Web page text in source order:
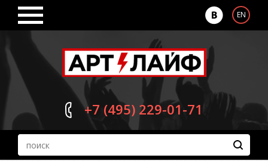
EN
+7 (495) 229-01-71